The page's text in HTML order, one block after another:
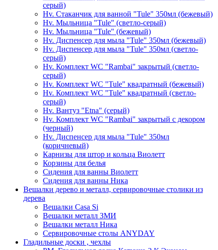
серый)
Hv. Стаканчик для ванной "Tule" 350мл (бежевый)
Hv. Мыльница "Tule" (светло-серый)
Hv. Мыльница "Tule" (бежевый)
Hv. Диспенсер для мыла "Tule" 350мл (бежевый)
Hv. Диспенсер для мыла "Tule" 350мл (светло-
серый)
Hv. Комплект WC "Rambai" закрытый (светло-
серый)
Hv. Комплект WC "Tule" квадратный (бежевый)
Hv. Комплект WC "Tule" квадратный (светло-
серый)
Hv. Вантуз "Etna" (серый)
Hv. Комплект WC "Rambai" закрытый с декором
(черный)
Hv. Диспенсер для мыла "Tule" 350мл
(коричневый)
Карнизы для штор и кольца Виолетт
Корзины для белья
Сидения для ванны Виолетт
Сидения для ванны Ника
Вешалки дерево и металл, сервировочные столики из
дерева
Вешалки Casa Si
Вешалки металл ЗМИ
Вешалки металл Ника
Сервировочные столы ANYDAY
Гладильные доски , чехлы